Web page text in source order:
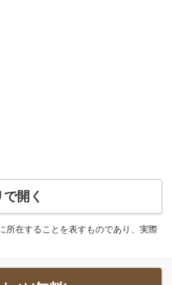
開く
所在することを表すものであり、実際